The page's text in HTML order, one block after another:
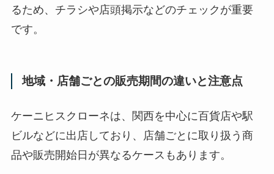
るため、チラシや店頭掲示などのチェックが重要
です。
地域・店舗ごとの販売期間の違いと注意点
ケーニヒスクローネは、関西を中心に百貨店や駅
ビルなどに出店しており、店舗ごとに取り扱う商
品や販売開始日が異なるケースもあります。